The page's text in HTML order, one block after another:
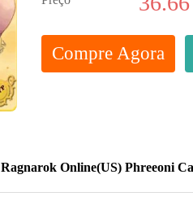
Compre Agora
Ragnarok Online(US) Phreeoni